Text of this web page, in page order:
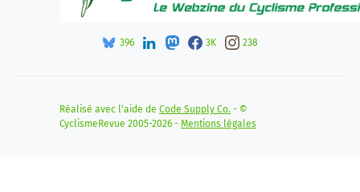
396 3K 238
Réalisé avec l'aide de Code Supply Co. - ©
CyclismeRevue 2005-2026 - Mentions légales